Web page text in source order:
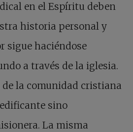
en el Espíritu deben
historia personal y
sigue haciéndose
a través de la iglesia.
la comunidad cristiana
sino
La misma